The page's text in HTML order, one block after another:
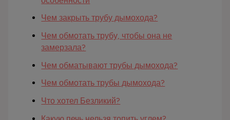
Чем закрыть трубу дымохода?
Чем обмотать трубу, чтобы она не
замерзала?
Чем обматывают трубы дымохода?
Чем обмотать трубы дымохода?
Что хотел Безликий?